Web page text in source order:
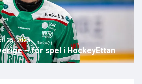
25, 2025
– för spel i HockeyEttan